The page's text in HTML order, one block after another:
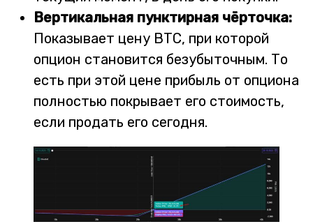
Вертикальная пунктирная чёрточка:
Показывает цену BTC, при которой
опцион становится безубыточным. То
есть при этой цене прибыль от опциона
полностью покрывает его стоимость,
если продать его сегодня.